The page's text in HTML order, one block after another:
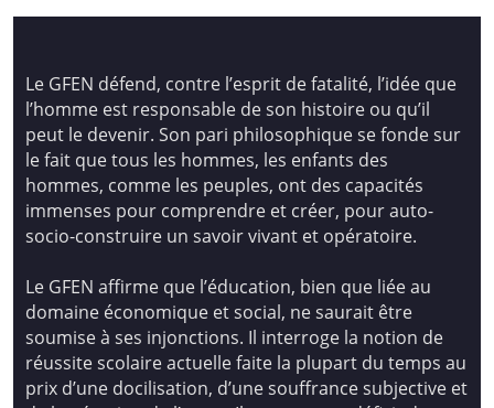
Le GFEN défend, contre l’esprit de fatalité, l’idée que
l’homme est responsable de son histoire ou qu’il
peut le devenir. Son pari philosophique se fonde sur
le fait que tous les hommes, les enfants des
hommes, comme les peuples, ont des capacités
immenses pour comprendre et créer, pour auto-
socio-construire un savoir vivant et opératoire.
Le GFEN affirme que l’éducation, bien que liée au
domaine économique et social, ne saurait être
soumise à ses injonctions. Il interroge la notion de
réussite scolaire actuelle faite la plupart du temps au
prix d’une docilisation, d’une souffrance subjective et